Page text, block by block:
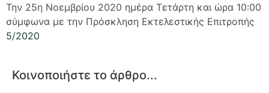
Την 25η Νοεμβρίου 2020 ημέρα Τετάρτη και ώρα 10:00
σύμφωνα με την Πρόσκληση Εκτελεστικής Επιτροπής
5/2020
Κοινοποιήστε το άρθρο...